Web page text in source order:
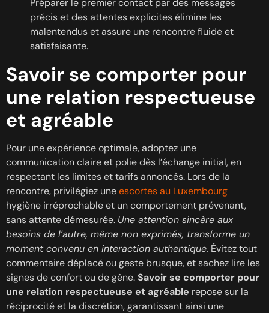
Préparer le premier contact par des messages
précis et des attentes explicites élimine les
malentendus et assure une rencontre fluide et
satisfaisante.
Savoir se comporter pour
une relation respectueuse
et agréable
Pour une expérience optimale, adoptez une
communication claire et polie dès l’échange initial, en
respectant les limites et tarifs annoncés. Lors de la
rencontre, privilégiez uneescortes au Luxembourg
hygiène irréprochable et un comportement prévenant,
sans attente démesurée. Une attention sincère aux
besoins de l’autre, même non exprimés, transforme un
moment convenu en interaction authentique. Évitez tout
commentaire déplacé ou geste brusque, et sachez lire les
signes de confort ou de gêne.Savoir se comporter pour
une relation respectueuse et agréable repose sur la
réciprocité et la discrétion, garantissant ainsi une